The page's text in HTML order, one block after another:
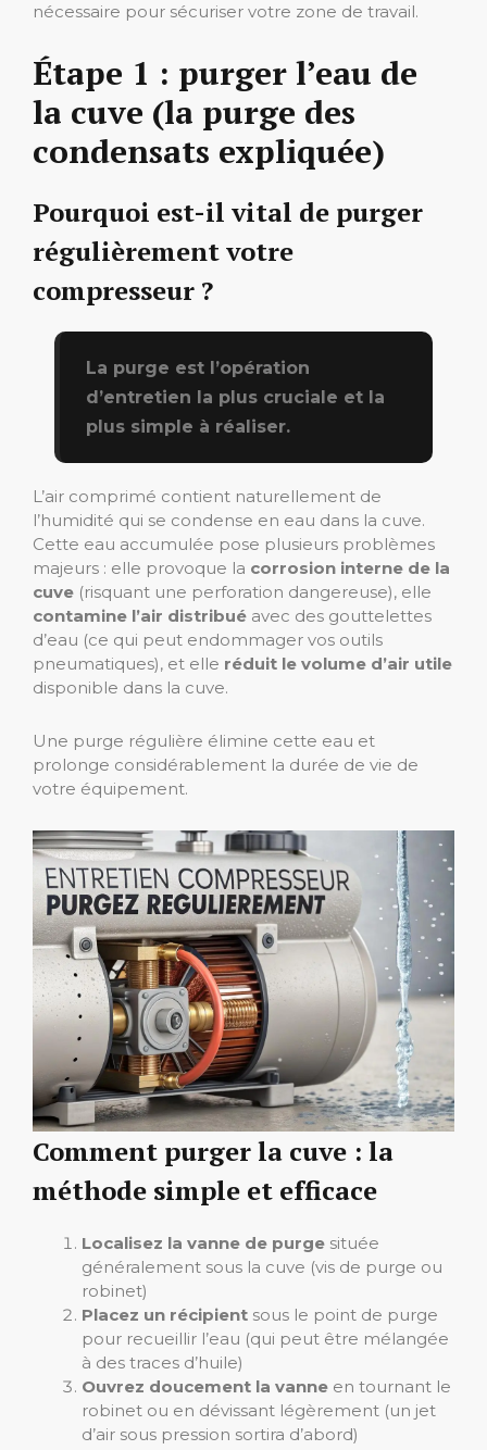
nécessaire pour sécuriser votre zone de travail.
Étape 1 : purger l’eau de
la cuve (la purge des
condensats expliquée)
Pourquoi est-il vital de purger
régulièrement votre
compresseur ?
La purge est l’opération
d’entretien la plus cruciale et la
plus simple à réaliser.
L’air comprimé contient naturellement de
l’humidité qui se condense en eau dans la cuve.
Cette eau accumulée pose plusieurs problèmes
majeurs : elle provoque la corrosion interne de la
cuve (risquant une perforation dangereuse), elle
contamine l’air distribué avec des gouttelettes
d’eau (ce qui peut endommager vos outils
pneumatiques), et elle réduit le volume d’air utile
disponible dans la cuve.
Une purge régulière élimine cette eau et
prolonge considérablement la durée de vie de
votre équipement.
Comment purger la cuve : la
méthode simple et efficace
Localisez la vanne de purge située
généralement sous la cuve (vis de purge ou
robinet)
Placez un récipient sous le point de purge
pour recueillir l’eau (qui peut être mélangée
à des traces d’huile)
Ouvrez doucement la vanne en tournant le
robinet ou en dévissant légèrement (un jet
d’air sous pression sortira d’abord)